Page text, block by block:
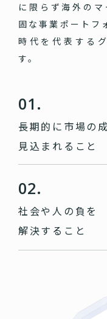
に限らず海外の
固な事業ポートフ
時代を代表する
す。
01.
長期的に市場の
見込まれること
02.
社会や人の負を
解決すること